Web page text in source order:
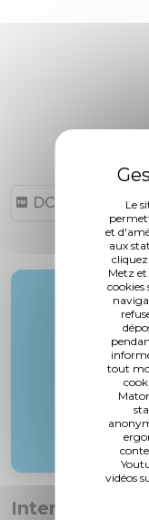
Le
et
aux
Metz et
tout
vidéos
DCM N°20-12-
Interventions :